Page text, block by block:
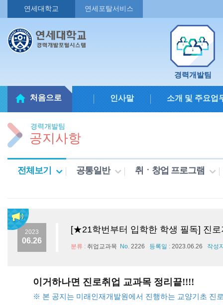
연세대학교 연세포탈서비스
경력개발팀
처음으로 인사말 소개 및 주요업
경력개발팀
공지사항
전체보기 공통일반 취ㆍ창업 프로그램
2023
06.26
[★21학번부터 입학한 학생 필독] 진
분류 : 취업교과목 No. 2226 등록일 : 2023.06.26 작성
이거하나면 진로취업 교과목 정리끝!!!!
※ 본 공지는 미래인재개발원에서 진행하는 교양기초 진